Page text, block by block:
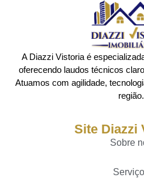
A Diazzi Vistoria é
oferecendo laudos técnicos
Atuamos com agilidade,
região.
Site Diazzi
Sobre